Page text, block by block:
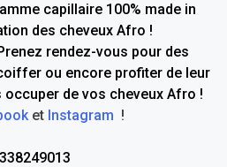
capillaire 100% made in
des cheveux Afro !
rendez-vous pour des
ou encore profiter de leur
de vos cheveux Afro !
et Instagram !
338249013